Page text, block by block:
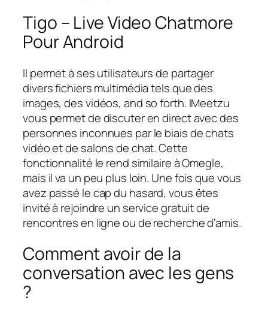
Tigo – Live Video Chatmore
Pour Android
Il permet à ses utilisateurs de partager
divers fichiers multimédia tels que des
images, des vidéos, and so forth. IMeetzu
vous permet de discuter en direct avec des
personnes inconnues par le biais de chats
vidéo et de salons de chat. Cette
fonctionnalité le rend similaire à Omegle,
mais il va un peu plus loin. Une fois que vous
avez passé le cap du hasard, vous êtes
invité à rejoindre un service gratuit de
rencontres en ligne ou de recherche d’amis.
Comment avoir de la
conversation avec les gens
?